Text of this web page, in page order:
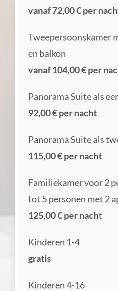
vanaf 72,00 € per
Tweepersoonskamer
en balkon
vanaf 104,00 € per
Panorama Suite als
92,00 € per nacht
Panorama Suite als
115,00 € per nacht
Familiekamer voor 2
tot 5 personen met 2
125,00 € per nacht
Kinderen 1-4
gratis
Kinderen 4-16